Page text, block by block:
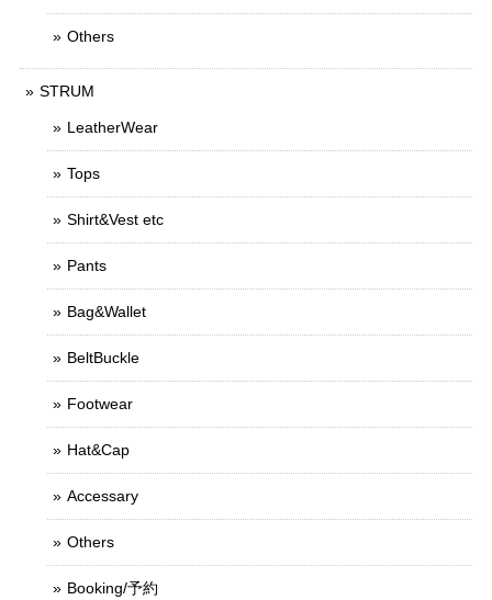
Others
STRUM
LeatherWear
Tops
Shirt&Vest etc
Pants
Bag&Wallet
BeltBuckle
Footwear
Hat&Cap
Accessary
Others
Booking/予約